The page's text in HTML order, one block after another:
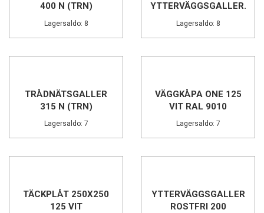
400 N (TRN)
Lagersaldo: 8
YTTERVÄGGSGALLER...
Lagersaldo: 8
TRÅDNÄTSGALLER
315 N (TRN)
Lagersaldo: 7
VÄGGKÅPA ONE 125
VIT RAL 9010
Lagersaldo: 7
TÄCKPLÅT 250X250
125 VIT
YTTERVÄGGSGALLER
ROSTFRI 200